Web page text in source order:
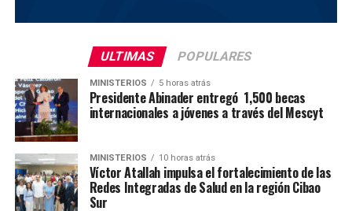
ULTIMAS POPULARES
MINISTERIOS 5 horas atrás
Presidente Abinader entregó 1,500 becas
internacionales a jóvenes a través del Mescyt
MINISTERIOS 10 horas atrás
Víctor Atallah impulsa el fortalecimiento de las
Redes Integradas de Salud en la región Cibao
Sur